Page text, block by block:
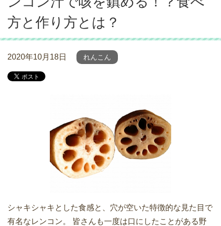
方と作り方とは？
2020年10月18日 れんこん
シャキシャキとした食感と、穴が空いた特徴的な見た目で
有名なレンコン。 皆さんも一度は口にしたことがある野